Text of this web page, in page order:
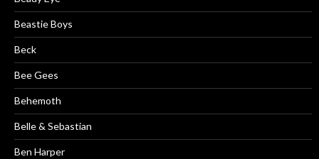
Beastie Boys
Beck
Bee Gees
Behemoth
Belle & Sebastian
Ben Harper